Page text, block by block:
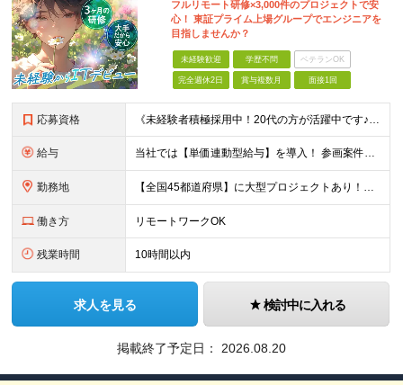
フルリモート研修×3,000件のプロジェクトで安
心！ 東証プライム上場グループでエンジニアを
目指しませんか？
未経験歓迎 学歴不問 ベテランOK
完全週休2日 賞与複数月 面接1回
応募資格 《未経験者積極採用中！20代の方が活躍中です♪》 ◎約4割が実務未経験入社！ ■学歴・職歴は一切問いません！ ■第二新卒の方もお気軽にご相談ください♪ ■入社してから数年は、転勤の可能性があります
給与 当社では【単価連動型給与】を導入！ 参画案件の契約単価に連動して給与が決定。 還元率は単価の【70％～80％】と東証プライム上場グループとして高水準です！（社会保険料・教育コスト含む） ■関東：月給
勤務地 【全国45都道府県】に大型プロジェクトあり！※ 四国・沖縄を除く 主要勤務地： 北海道/宮城県/栃木県/埼玉県/千葉県/東京都/神奈川県/愛知県/大阪府/京都府/兵庫県/広島県/福岡県/熊本県 ※勤
働き方 リモートワークOK
残業時間 10時間以内
求人を見る 検討中に入れる
掲載終了予定日： 2026.08.20